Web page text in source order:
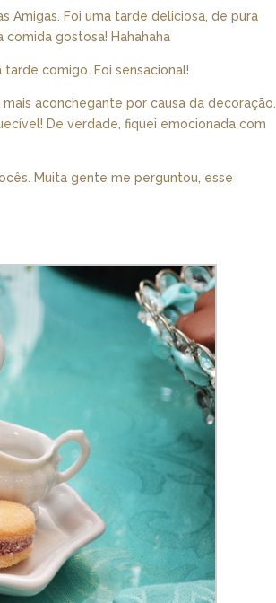
Amigas. Foi uma tarde deliciosa, de pura
gostosa! Hahahaha
comigo. Foi sensacional!
aconchegante por causa da decoração.
De verdade, fiquei emocionada com
Muita gente me perguntou, esse